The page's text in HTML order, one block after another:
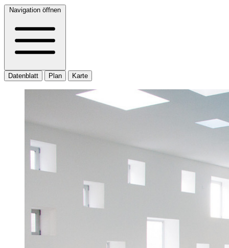
Navigation öffnen
Datenblatt Plan Karte